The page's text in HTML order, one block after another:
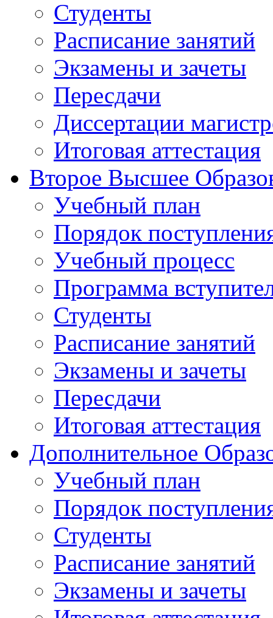
Студенты
Расписание занятий
Экзамены и зачеты
Пересдачи
Диссертации
Итоговая аттестация
Второе Высшее
Учебный план
Порядок
Учебный процесс
Программа
Студенты
Расписание занятий
Экзамены и зачеты
Пересдачи
Итоговая аттестация
Дополнительное
Учебный план
Порядок
Студенты
Расписание занятий
Экзамены и зачеты